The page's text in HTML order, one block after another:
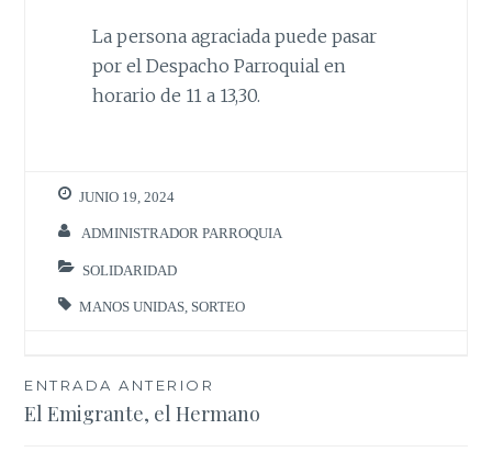
La persona agraciada puede pasar
por el Despacho Parroquial en
horario de 11 a 13,30.
JUNIO 19, 2024
ADMINISTRADOR PARROQUIA
SOLIDARIDAD
MANOS UNIDAS SORTEO
Navegación
de
ENTRADA ANTERIOR
El Emigrante, el Hermano